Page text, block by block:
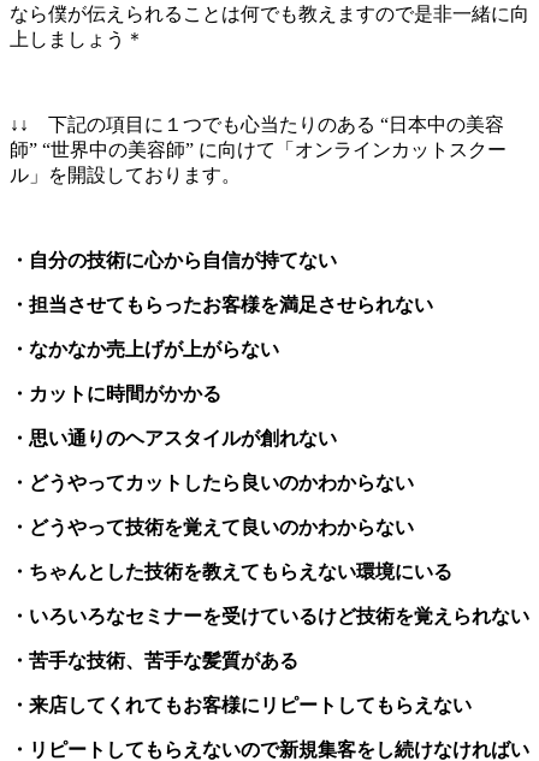
なら僕が伝えられることは何でも教えますので是非一緒に向
上しましょう＊
↓↓ 下記の項目に１つでも心当たりのある “日本中の美容
師” “世界中の美容師” に向けて「オンラインカットスクー
ル」を開設しております。
・自分の技術に心から自信が持てない
・担当させてもらったお客様を満足させられない
・なかなか売上げが上がらない
・カットに時間がかかる
・思い通りのヘアスタイルが創れない
・どうやってカットしたら良いのかわからない
・どうやって技術を覚えて良いのかわからない
・ちゃんとした技術を教えてもらえない環境にいる
・いろいろなセミナーを受けているけど技術を覚えられない
・苦手な技術、苦手な髪質がある
・来店してくれてもお客様にリピートしてもらえない
・リピートしてもらえないので新規集客をし続けなければい